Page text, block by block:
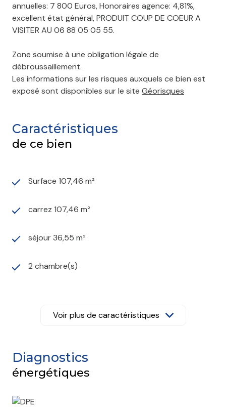
annuelles: 7 800 Euros, Honoraires agence: 4,81%,
excellent état général, PRODUIT COUP DE COEUR A
VISITER AU 06 88 05 05 55.
Zone soumise à une obligation légale de
débroussaillement.
Les informations sur les risques auxquels ce bien est
exposé sont disponibles sur le site Géorisques
Caractéristiques
de ce bien
Surface 107,46 m²
carrez 107,46 m²
séjour 36,55 m²
2 chambre(s)
construit en 1970
cuisine séparée (équipée)
Chauffage collectif : autre (autre)
Chauffage collectif : autre (autre)
Voir plus de caractéristiques
Diagnostics
énergétiques